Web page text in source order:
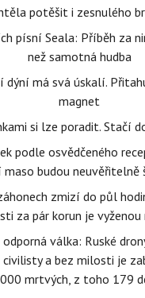
potěšit i zesnulého
písní Seala: Příběh za
než samotná hudba
dýní má svá úskalí.
magnet
si lze poradit. Stačí
podle osvědčeného
maso budou neuvěřitelně
zmizí do půl
za pár korun je
válka: Ruské
civilisty a bez milosti je
000 mrtvých, z toho 179